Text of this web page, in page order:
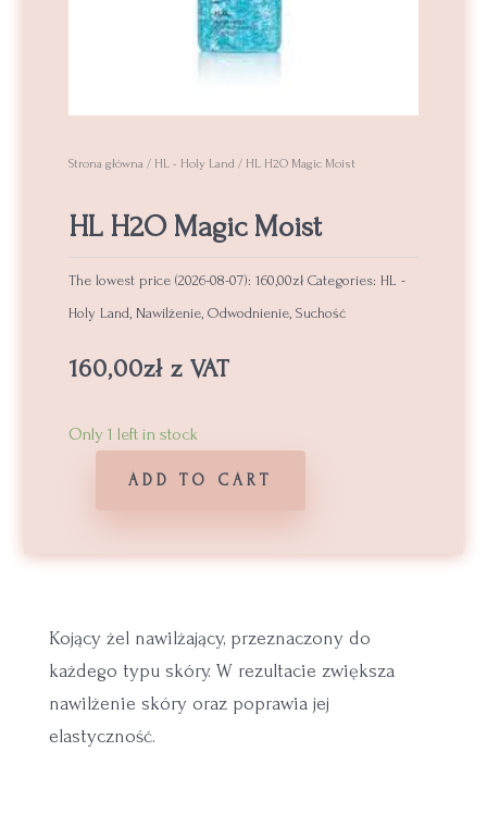
Strona główna / HL - Holy Land / HL H2O Magic Moist
HL H2O Magic Moist
The lowest price (2026-08-07): 160,00zł Categories: HL -
Holy Land, Nawilżenie, Odwodnienie, Suchość
160,00zł z VAT
Only 1 left in stock
Magic
ADD TO CART
Kojący żel nawilżający, przeznaczony do
każdego typu skóry. W rezultacie zwiększa
nawilżenie skóry oraz poprawia jej
elastyczność.